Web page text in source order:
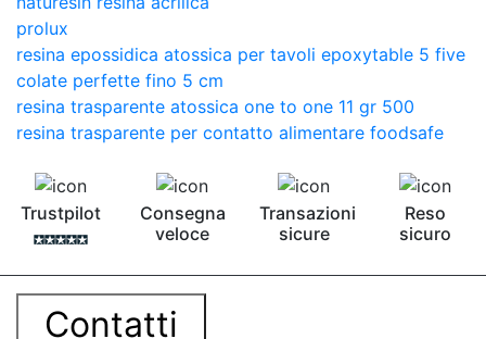
prolux
resina epossidica atossica per tavoli epoxytable 5 five
colate perfette fino 5 cm
resina trasparente atossica one to one 11 gr 500
resina trasparente per contatto alimentare foodsafe
Trustpilot
Consegna
veloce
Transazioni
sicure
Reso
sicuro
Contatti